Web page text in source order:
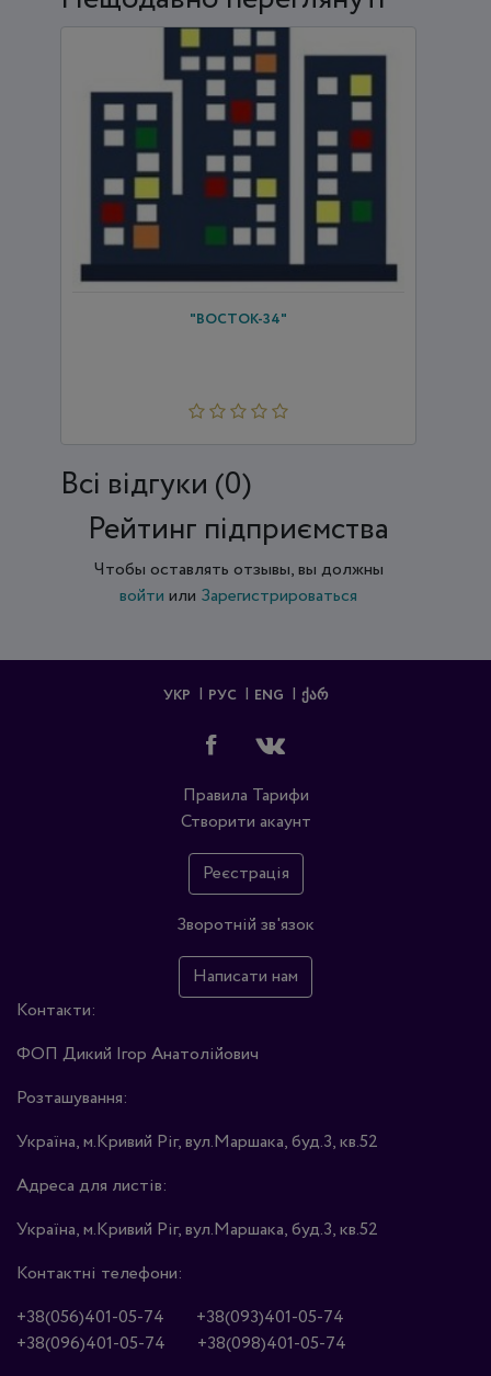
"ВОСТОК-34"
Всi відгуки (0)
Рейтинг підприємства
Чтобы оставлять отзывы, вы должны
войти или Зарегистрироваться
УКР РУС ENG ᲥᲐᲠ
Правила Тарифи
Створити акаунт
Реєстрація
Зворотній зв'язок
Написати нам
Контакти:
ФОП Дикий Ігор Анатолійович
Розташування:
Україна, м.Кривий Ріг, вул.Маршака, буд.3, кв.52
Адреса для листів:
Україна, м.Кривий Ріг, вул.Маршака, буд.3, кв.52
Контактні телефони:
+38(056)401-05-74
+38(093)401-05-74
+38(096)401-05-74
+38(098)401-05-74